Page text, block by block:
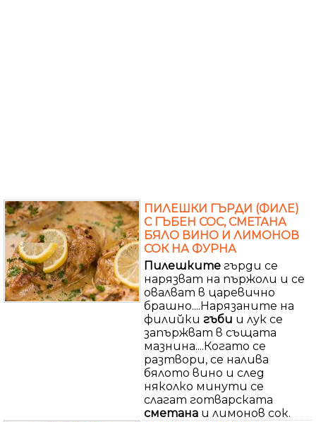
ПИЛЕШКИ ГЪРДИ (ФИЛЕ)
С ГЪБЕН СОС, СМЕТАНА
БЯЛО ВИНО И ЛИМОНОВ
СОК НА ФУРНА
Пилешките гърди се
нарязват на пържоли и се
овалват в царевично
брашно....Нарязаните на
филийки гъби и лук се
запържват в същата
мазнина....Когато се
разтвори, се налива
бялото вино и след
няколко минути се
слагат готварската
сметана и лимонов сок.